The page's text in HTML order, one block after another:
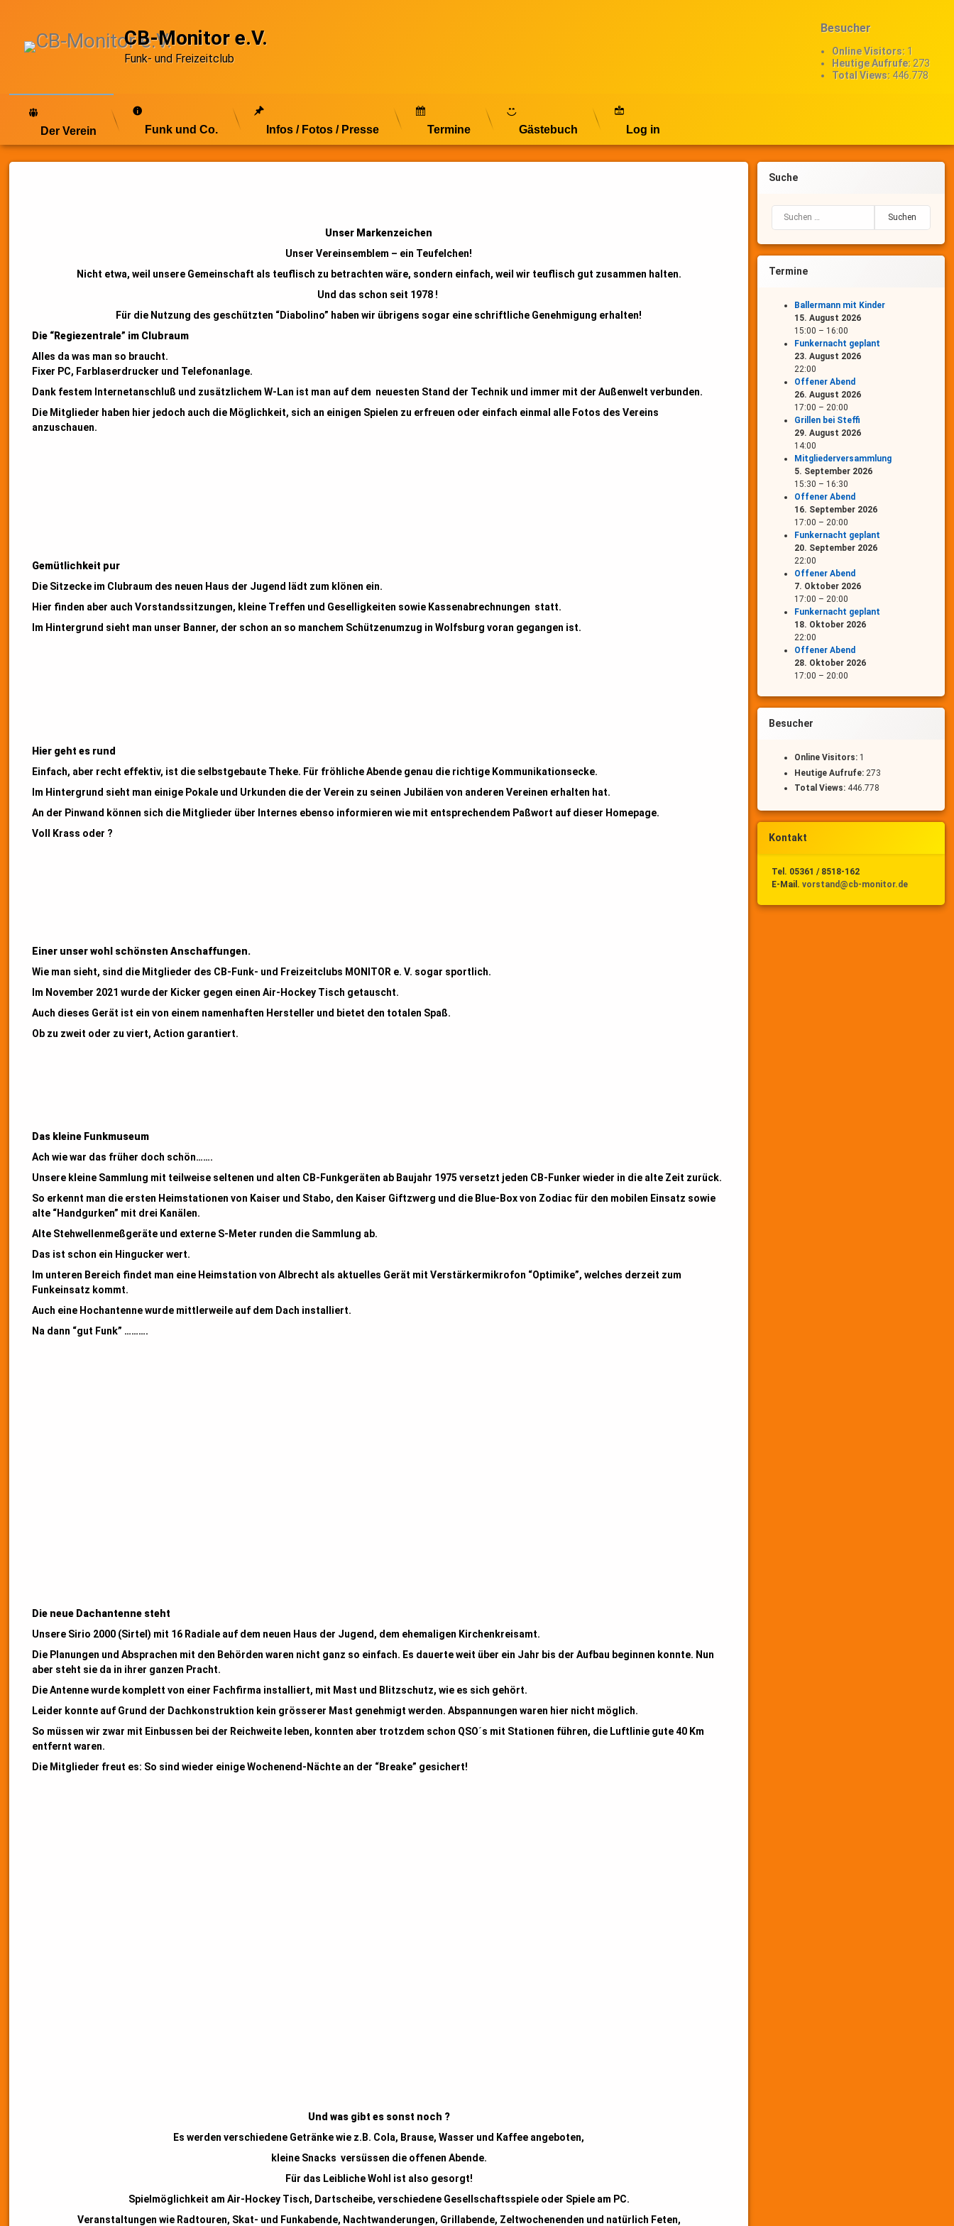
CB-Monitor e.V.
Funk- und Freizeitclub
Besucher
Online Visitors: 1
Heutige Aufrufe: 273
Total Views: 446.778
Der Verein Funk und Co. Infos / Fotos / Presse Termine Gästebuch Log in
Unser Markenzeichen
Unser Vereinsemblem – ein Teufelchen!
Nicht etwa, weil unsere Gemeinschaft als teuflisch zu betrachten wäre, sondern einfach, weil wir teuflisch gut zusammen halten.
Und das schon seit 1978 !
Für die Nutzung des geschützten “Diabolino” haben wir übrigens sogar eine schriftliche Genehmigung erhalten!
Die “Regiezentrale” im Clubraum
Alles da was man so braucht.
Fixer PC, Farblaserdrucker und Telefonanlage.
Dank festem Internetanschluß und zusätzlichem W-Lan ist man auf dem neuesten Stand der Technik und immer mit der Außenwelt verbunden.
Die Mitglieder haben hier jedoch auch die Möglichkeit, sich an einigen Spielen zu erfreuen oder einfach einmal alle Fotos des Vereins
anzuschauen.
Gemütlichkeit pur
Die Sitzecke im Clubraum des neuen Haus der Jugend lädt zum klönen ein.
Hier finden aber auch Vorstandssitzungen, kleine Treffen und Geselligkeiten sowie Kassenabrechnungen statt.
Im Hintergrund sieht man unser Banner, der schon an so manchem Schützenumzug in Wolfsburg voran gegangen ist.
Hier geht es rund
Einfach, aber recht effektiv, ist die selbstgebaute Theke. Für fröhliche Abende genau die richtige Kommunikationsecke.
Im Hintergrund sieht man einige Pokale und Urkunden die der Verein zu seinen Jubiläen von anderen Vereinen erhalten hat.
An der Pinwand können sich die Mitglieder über Internes ebenso informieren wie mit entsprechendem Paßwort auf dieser Homepage.
Voll Krass oder ?
Einer unser wohl schönsten Anschaffungen.
Wie man sieht, sind die Mitglieder des CB-Funk- und Freizeitclubs MONITOR e. V. sogar sportlich.
Im November 2021 wurde der Kicker gegen einen Air-Hockey Tisch getauscht.
Auch dieses Gerät ist ein von einem namenhaften Hersteller und bietet den totalen Spaß.
Ob zu zweit oder zu viert, Action garantiert.
Das kleine Funkmuseum
Ach wie war das früher doch schön…….
Unsere kleine Sammlung mit teilweise seltenen und alten CB-Funkgeräten ab Baujahr 1975 versetzt jeden CB-Funker wieder in die alte Zeit zurück.
So erkennt man die ersten Heimstationen von Kaiser und Stabo, den Kaiser Giftzwerg und die Blue-Box von Zodiac für den mobilen Einsatz sowie
alte “Handgurken” mit drei Kanälen.
Alte Stehwellenmeßgeräte und externe S-Meter runden die Sammlung ab.
Das ist schon ein Hingucker wert.
Im unteren Bereich findet man eine Heimstation von Albrecht als aktuelles Gerät mit Verstärkermikrofon “Optimike”, welches derzeit zum
Funkeinsatz kommt.
Auch eine Hochantenne wurde mittlerweile auf dem Dach installiert.
Na dann “gut Funk” ……….
Die neue Dachantenne steht
Unsere Sirio 2000 (Sirtel) mit 16 Radiale auf dem neuen Haus der Jugend, dem ehemaligen Kirchenkreisamt.
Die Planungen und Absprachen mit den Behörden waren nicht ganz so einfach. Es dauerte weit über ein Jahr bis der Aufbau beginnen konnte. Nun
aber steht sie da in ihrer ganzen Pracht.
Die Antenne wurde komplett von einer Fachfirma installiert, mit Mast und Blitzschutz, wie es sich gehört.
Leider konnte auf Grund der Dachkonstruktion kein grösserer Mast genehmigt werden. Abspannungen waren hier nicht möglich.
So müssen wir zwar mit Einbussen bei der Reichweite leben, konnten aber trotzdem schon QSO´s mit Stationen führen, die Luftlinie gute 40 Km
entfernt waren.
Die Mitglieder freut es: So sind wieder einige Wochenend-Nächte an der “Breake” gesichert!
Und was gibt es sonst noch ?
Es werden verschiedene Getränke wie z.B. Cola, Brause, Wasser und Kaffee angeboten,
kleine Snacks versüssen die offenen Abende.
Für das Leibliche Wohl ist also gesorgt!
Spielmöglichkeit am Air-Hockey Tisch, Dartscheibe, verschiedene Gesellschaftsspiele oder Spiele am PC.
Veranstaltungen wie Radtouren, Skat- und Funkabende, Nachtwanderungen, Grillabende, Zeltwochenenden und natürlich Feten,
Suche
Suchen nach:
Termine
Ballermann mit Kinder
15. August 2026
15:00 – 16:00
Funkernacht geplant
23. August 2026
22:00
Offener Abend
26. August 2026
17:00 – 20:00
Grillen bei Steffi
29. August 2026
14:00
Mitgliederversammlung
5. September 2026
15:30 – 16:30
Offener Abend
16. September 2026
17:00 – 20:00
Funkernacht geplant
20. September 2026
22:00
Offener Abend
7. Oktober 2026
17:00 – 20:00
Funkernacht geplant
18. Oktober 2026
22:00
Offener Abend
28. Oktober 2026
17:00 – 20:00
Besucher
Online Visitors: 1
Heutige Aufrufe: 273
Total Views: 446.778
Kontakt
Tel. 05361 / 8518-162
E-Mail.vorstand@cb-monitor.de